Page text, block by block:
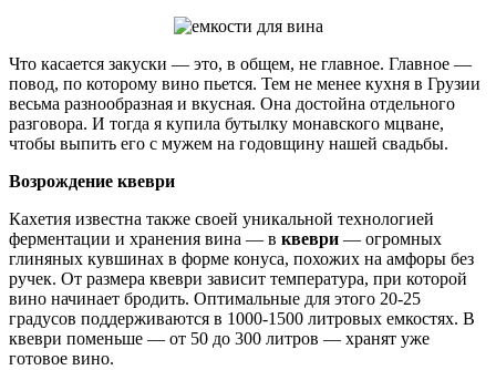
Что касается закуски — это, в общем, не главное. Главное —
повод, по которому вино пьется. Тем не менее кухня в Грузии
весьма разнообразная и вкусная. Она достойна отдельного
разговора. И тогда я купила бутылку монавского мцване,
чтобы выпить его с мужем на годовщину нашей свадьбы.
Возрождение квеври
Кахетия известна также своей уникальной технологией
ферментации и хранения вина — в квеври — огромных
глиняных кувшинах в форме конуса, похожих на амфоры без
ручек. От размера квеври зависит температура, при которой
вино начинает бродить. Оптимальные для этого 20-25
градусов поддерживаются в 1000-1500 литровых емкостях. В
квеври поменьше — от 50 до 300 литров — хранят уже
готовое вино.